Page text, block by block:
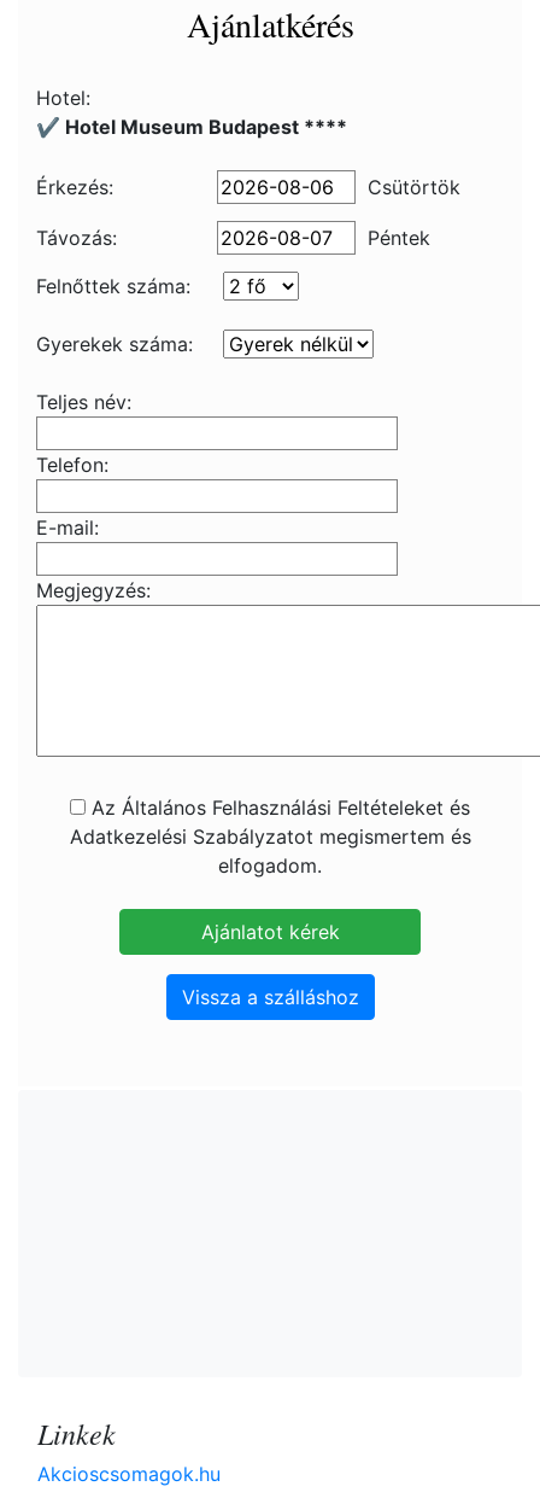
Ajánlatkérés
Hotel:
✔️ Hotel Museum Budapest ****
Érkezés: Csütörtök
Távozás:
Péntek
Felnőttek száma:
Gyerekek száma:
Teljes név:
Telefon:
E-mail:
Megjegyzés:
Az Általános Felhasználási Feltételeket és
Adatkezelési Szabályzatot megismertem és
elfogadom.
Vissza a szálláshoz
Linkek
Akcioscsomagok.hu